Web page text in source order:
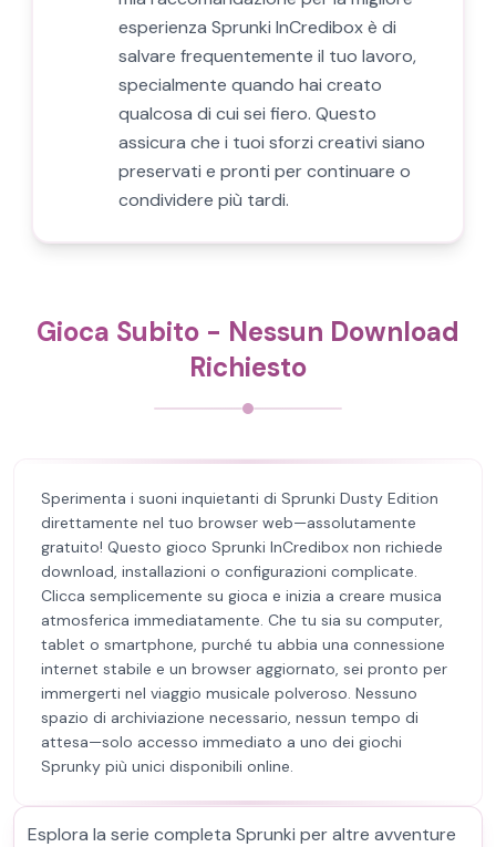
esperienza Sprunki InCredibox è di
salvare frequentemente il tuo lavoro,
specialmente quando hai creato
qualcosa di cui sei fiero. Questo
assicura che i tuoi sforzi creativi siano
preservati e pronti per continuare o
condividere più tardi.
Gioca Subito - Nessun Download
Richiesto
Sperimenta i suoni inquietanti di Sprunki Dusty Edition
direttamente nel tuo browser web—assolutamente
gratuito! Questo gioco Sprunki InCredibox non richiede
download, installazioni o configurazioni complicate.
Clicca semplicemente su gioca e inizia a creare musica
atmosferica immediatamente. Che tu sia su computer,
tablet o smartphone, purché tu abbia una connessione
internet stabile e un browser aggiornato, sei pronto per
immergerti nel viaggio musicale polveroso. Nessuno
spazio di archiviazione necessario, nessun tempo di
attesa—solo accesso immediato a uno dei giochi
Sprunky più unici disponibili online.
Esplora la serie completa Sprunki per altre avventure